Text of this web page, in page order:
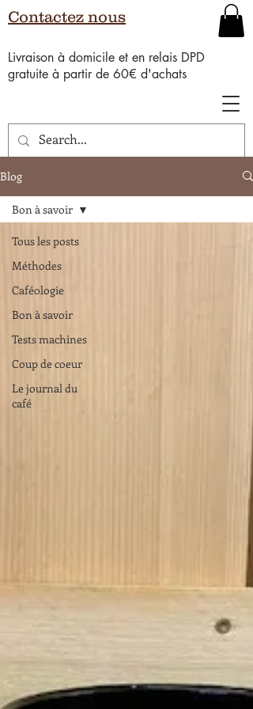
Livraison à domicile et en relais DPD
gratuite à partir de 60€ d'achats
Contactez nous
Blog
Tous les posts
Méthodes
Caféologie
Bon à savoir
Tests machines
Coup de coeur
Le journal du
café
Bon à savoir